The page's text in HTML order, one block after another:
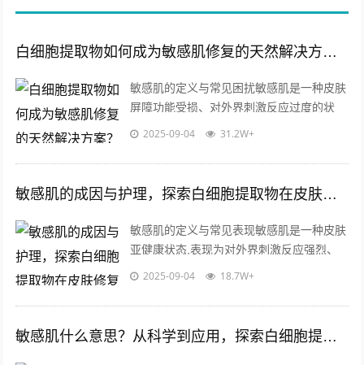
白细胞提取物如何成为敏感肌修复的天然解决方案？
敏感肌的定义与常见困扰敏感肌是一种皮肤
屏障功能受损、对外界刺激反应过度的状
态，这类肌肤常伴随泛红、干燥、瘙痒、刺
境...
2025-09-04 31.2W+
敏感肌的成因与护理，探索白细胞提取物在皮肤修复中的关键作用
敏感肌的定义与常见表现敏感肌是一种皮肤
亚健康状态,表现为对外界刺激反应强烈、
耐受性差的特点，与普通肌肤相比，敏感肌
2025-09-04 18.7W+
敏感肌什么意思？从科学到应用，探索白细胞提取物的护肤革命